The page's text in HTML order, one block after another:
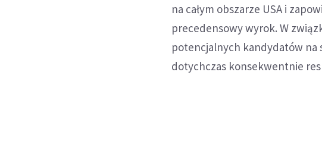
na całym obszarze USA i
precedensowy wyrok. W
potencjalnych kandydatów na
dotychczas konsekwentnie